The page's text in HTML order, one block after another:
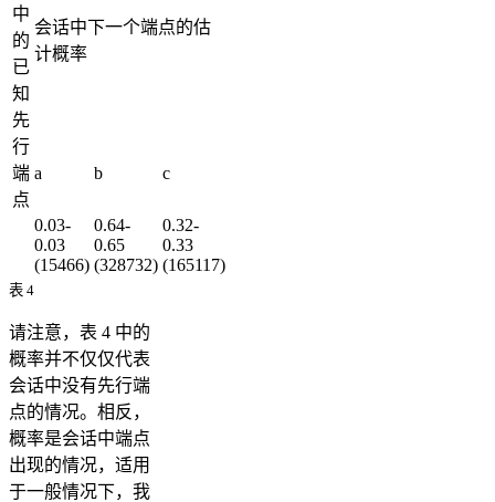
中
的
已
知
先
行
端
点
会话中下一个端点的估
计概率
a b c
0.03-
0.03
(15466)
0.64-
0.65
(328732)
0.32-
0.33
(165117)
表 4
请注意，表 4 中的
概率并不仅仅代表
会话中没有先行端
点的情况。相反，
概率是会话中端点
出现的情况，适用
于一般情况下，我